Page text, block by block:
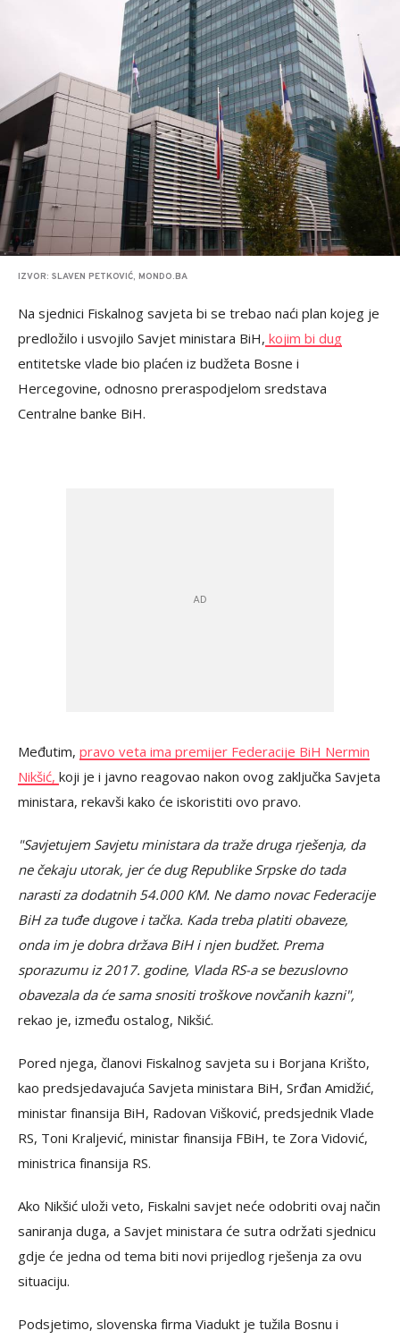
IZVOR: SLAVEN PETKOVIĆ, MONDO.BA
Na sjednici Fiskalnog savjeta bi se trebao naći plan kojeg je
predložilo i usvojilo Savjet ministara BiH, kojim bi dug
entitetske vlade bio plaćen iz budžeta Bosne i
Hercegovine, odnosno preraspodjelom sredstava
Centralne banke BiH.
Međutim, pravo veta ima premijer Federacije BiH Nermin
Nikšić, koji je i javno reagovao nakon ovog zaključka Savjeta
ministara, rekavši kako će iskoristiti ovo pravo.
"Savjetujem Savjetu ministara da traže druga rješenja, da
ne čekaju utorak, jer će dug Republike Srpske do tada
narasti za dodatnih 54.000 KM. Ne damo novac Federacije
BiH za tuđe dugove i tačka. Kada treba platiti obaveze,
onda im je dobra država BiH i njen budžet. Prema
sporazumu iz 2017. godine, Vlada RS-a se bezuslovno
obavezala da će sama snositi troškove novčanih kazni",
rekao je, između ostalog, Nikšić.
Pored njega, članovi Fiskalnog savjeta su i Borjana Krišto,
kao predsjedavajuća Savjeta ministara BiH, Srđan Amidžić,
ministar finansija BiH, Radovan Višković, predsjednik Vlade
RS, Toni Kraljević, ministar finansija FBiH, te Zora Vidović,
ministrica finansija RS.
Ako Nikšić uloži veto, Fiskalni savjet neće odobriti ovaj način
saniranja duga, a Savjet ministara će sutra održati sjednicu
gdje će jedna od tema biti novi prijedlog rješenja za ovu
situaciju.
Podsjetimo, slovenska firma Viadukt je tužila Bosnu i